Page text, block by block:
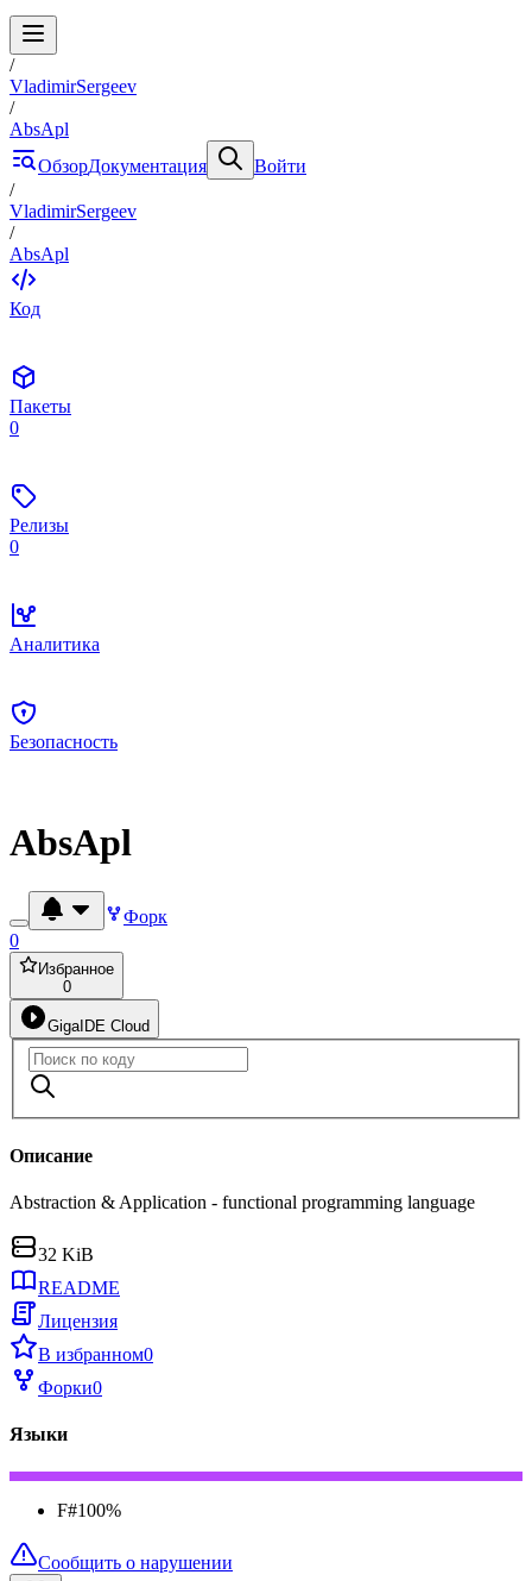
/
VladimirSergeev
/
AbsApl
ОбзорДокументация
Войти
/
VladimirSergeev
/
AbsApl
Код
Пакеты
0
Релизы
0
Аналитика
Безопасность
AbsApl
Форк
0
Избранное
0
GigaIDE Cloud
Описание
Abstraction & Application - functional programming language
32 KiB
README
Лицензия
В избранном0
Форки0
Языки
F#100%
Сообщить о нарушении